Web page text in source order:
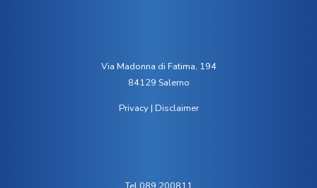
Via Madonna di Fatima, 194
84129 Salerno
Privacy| Disclaimer